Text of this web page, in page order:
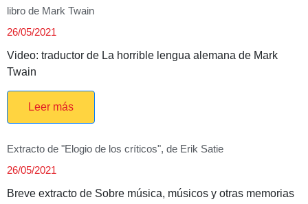
libro de Mark Twain
26/05/2021
Video: traductor de La horrible lengua alemana de Mark
Twain
Leer más
Extracto de "Elogio de los críticos", de Erik Satie
26/05/2021
Breve extracto de Sobre música, músicos y otras memorias